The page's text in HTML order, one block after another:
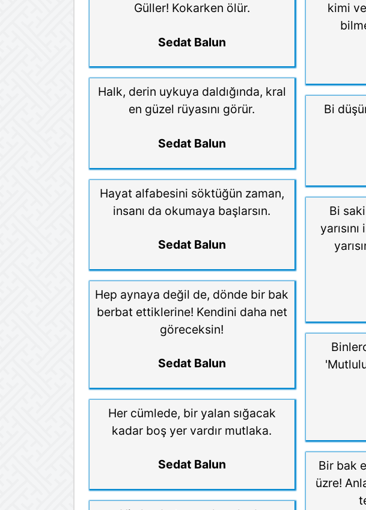
Güller! Kokarken ölür.
Sedat Balun
Halk, derin uykuya daldığında, kral
en güzel rüyasını görür.
Sedat Balun
Hayat alfabesini söktüğün zaman,
insanı da okumaya başlarsın.
Sedat Balun
Hep aynaya değil de, dönde bir bak
berbat ettiklerine! Kendini daha net
göreceksin!
Sedat Balun
Her cümlede, bir yalan sığacak
kadar boş yer vardır mutlaka.
Sedat Balun
kimi
Bi
Bi
Bir bak
üzre!